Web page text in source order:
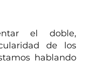
el doble,
de los
hablando